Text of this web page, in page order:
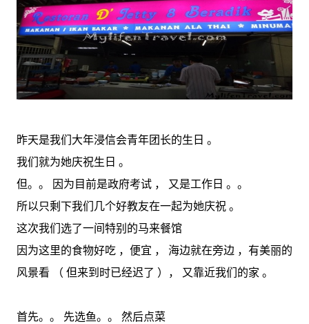
昨天是我们大年浸信会青年团长的生日 。
我们就为她庆祝生日 。
但。。 因为目前是政府考试 ， 又是工作日 。。
所以只剩下我们几个好教友在一起为她庆祝 。
这次我们选了一间特别的马来餐馆
因为这里的食物好吃 ，便宜 ， 海边就在旁边 ，有美丽的
风景看 （ 但来到时已经迟了 ）， 又靠近我们的家 。
首先。。 先选鱼。。 然后点菜